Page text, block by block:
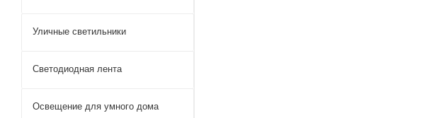
Уличные светильники
Светодиодная лента
Освещение для умного дома